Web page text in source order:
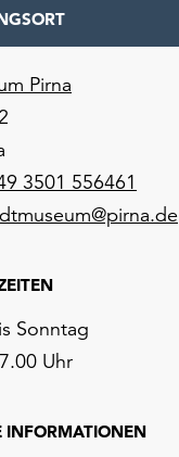
Pirna
3501 556461
Sonntag
Uhr
INFORMATIONEN